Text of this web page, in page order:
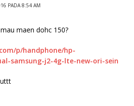
PADA 8:54 AM
maen dohc 150?
p/handphone/hp-
samsung-j2-4g-lte-new-ori-sein